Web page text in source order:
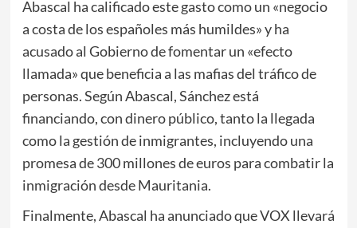
Abascal ha calificado este gasto como un «negocio
a costa de los españoles más humildes» y ha
acusado al Gobierno de fomentar un «efecto
llamada» que beneficia a las mafias del tráfico de
personas. Según Abascal, Sánchez está
financiando, con dinero público, tanto la llegada
como la gestión de inmigrantes, incluyendo una
promesa de 300 millones de euros para combatir la
inmigración desde Mauritania.
Finalmente, Abascal ha anunciado que VOX llevará